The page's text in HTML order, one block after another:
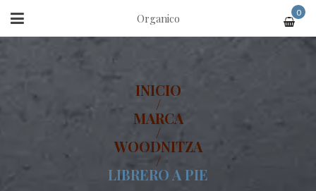
Organico 0
INICIO
/
MARCA
/
WOODNITZA
/
LIBRERO A PIE